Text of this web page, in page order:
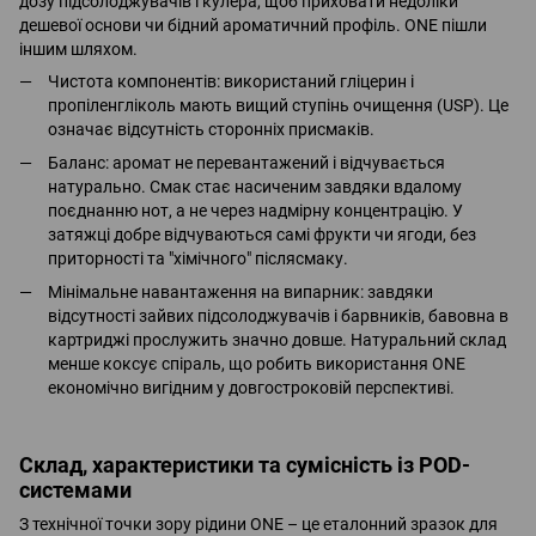
дешевої основи чи бідний ароматичний профіль. ONE пішли
іншим шляхом.
Чистота компонентів: використаний гліцерин і
пропіленгліколь мають вищий ступінь очищення (USP). Це
означає відсутність сторонніх присмаків.
Баланс: аромат не перевантажений і відчувається
натурально. Смак стає насиченим завдяки вдалому
поєднанню нот, а не через надмірну концентрацію. У
затяжці добре відчуваються самі фрукти чи ягоди, без
приторності та "хімічного" післясмаку.
Мінімальне навантаження на випарник: завдяки
відсутності зайвих підсолоджувачів і барвників, бавовна в
картриджі прослужить значно довше. Натуральний склад
менше коксує спіраль, що робить використання ONE
економічно вигідним у довгостроковій перспективі.
Склад, характеристики та сумісність із POD-
системами
З технічної точки зору рідини ONE – це еталонний зразок для